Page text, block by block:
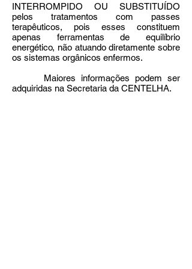
INTERROMPIDO OU SUBSTITUÍDO
pelos tratamentos com passes
terapêuticos, pois esses constituem
apenas ferramentas de equilíbrio
energético, não atuando diretamente sobre
os sistemas orgânicos enfermos.
Maiores informações podem ser
adquiridas na Secretaria da CENTELHA.